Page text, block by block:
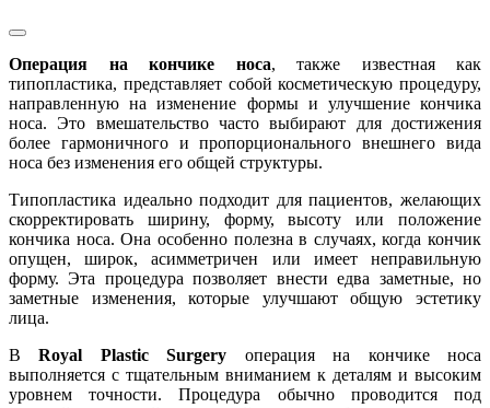
Операция на кончике носа, также известная как
типопластика, представляет собой косметическую процедуру,
направленную на изменение формы и улучшение кончика
носа. Это вмешательство часто выбирают для достижения
более гармоничного и пропорционального внешнего вида
носа без изменения его общей структуры.
Типопластика идеально подходит для пациентов, желающих
скорректировать ширину, форму, высоту или положение
кончика носа. Она особенно полезна в случаях, когда кончик
опущен, широк, асимметричен или имеет неправильную
форму. Эта процедура позволяет внести едва заметные, но
заметные изменения, которые улучшают общую эстетику
лица.
ВRoyal Plastic Surgery операция на кончике носа
выполняется с тщательным вниманием к деталям и высоким
уровнем точности. Процедура обычно проводится под